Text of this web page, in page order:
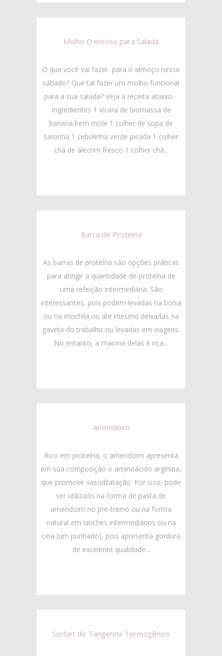
Molho Cremoso para Salada
O que você vai fazer para o almoço nesse
sábado? Que tal fazer um molho funcional
para a sua salada? Veja a receita abaixo.
Ingredientes 1 xícara de biomassa de
banana bem mole 1 colher de sopa de
salsinha 1 cebolinha verde picada 1 colher
chá de alecrim fresco 1 colher chá...
Barra de Proteína
As barras de proteína são opções práticas
para atingir a quantidade de proteína de
uma refeição intermediária. São
interessantes, pois podem levadas na bolsa
ou na mochila ou até mesmo deixadas na
gaveta do trabalho ou levadas em viagens.
No entanto, a maioria delas é rica...
Amendoim
Rico em proteína, o amendoim apresenta
em sua composição o aminoácido arginina,
que promove vasodilatação. Por isso, pode
ser utilizado na forma de pasta de
amendoim no pré-treino ou na forma
natural em lanches intermediários ou na
ceia (um punhado), pois apresenta gordura
de excelente qualidade...
Sorbet de Tangerina Termogênico